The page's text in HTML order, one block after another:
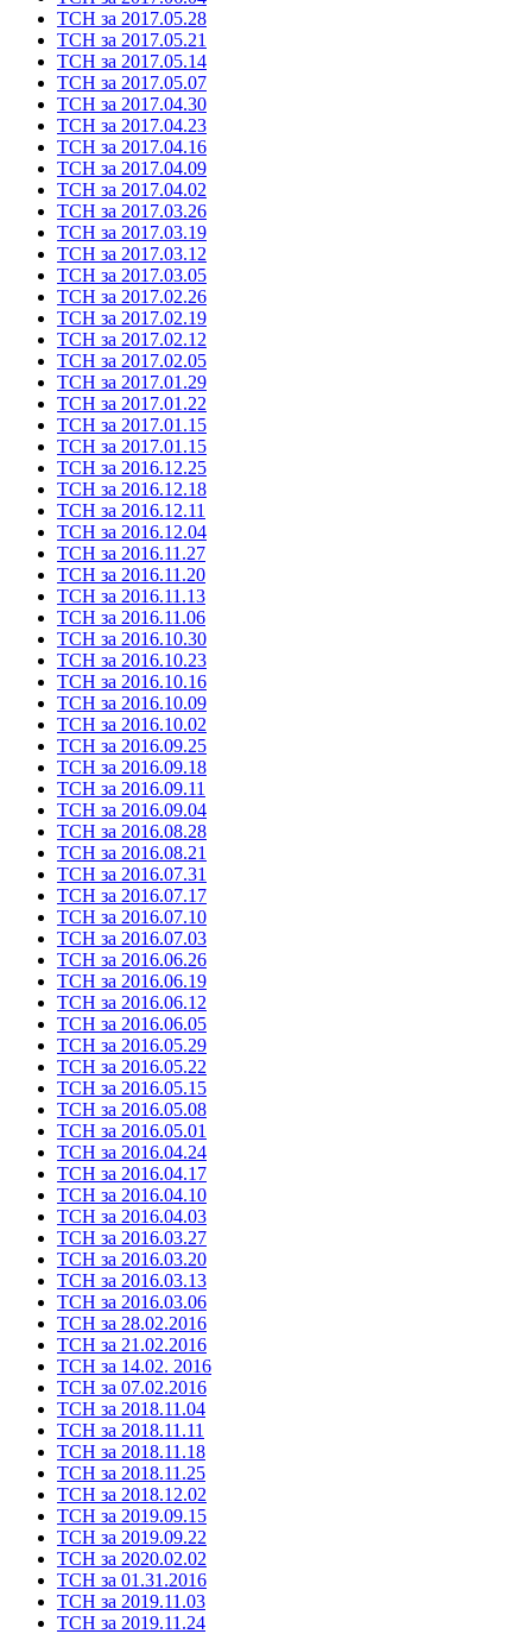
ТСН за 2017.05.28
ТСН за 2017.05.21
ТСН за 2017.05.14
ТСН за 2017.05.07
ТСН за 2017.04.30
ТСН за 2017.04.23
ТСН за 2017.04.16
ТСН за 2017.04.09
ТСН за 2017.04.02
ТСН за 2017.03.26
ТСН за 2017.03.19
ТСН за 2017.03.12
ТСН за 2017.03.05
ТСН за 2017.02.26
ТСН за 2017.02.19
ТСН за 2017.02.12
ТСН за 2017.02.05
ТСН за 2017.01.29
ТСН за 2017.01.22
ТСН за 2017.01.15
ТСН за 2017.01.15
ТСН за 2016.12.25
ТСН за 2016.12.18
ТСН за 2016.12.11
ТСН за 2016.12.04
ТСН за 2016.11.27
ТСН за 2016.11.20
ТСН за 2016.11.13
ТСН за 2016.11.06
ТСН за 2016.10.30
ТСН за 2016.10.23
ТСН за 2016.10.16
ТСН за 2016.10.09
ТСН за 2016.10.02
ТСН за 2016.09.25
ТСН за 2016.09.18
ТСН за 2016.09.11
ТСН за 2016.09.04
ТСН за 2016.08.28
ТСН за 2016.08.21
ТСН за 2016.07.31
ТСН за 2016.07.17
ТСН за 2016.07.10
ТСН за 2016.07.03
ТСН за 2016.06.26
ТСН за 2016.06.19
ТСН за 2016.06.12
ТСН за 2016.06.05
ТСН за 2016.05.29
ТСН за 2016.05.22
ТСН за 2016.05.15
ТСН за 2016.05.08
ТСН за 2016.05.01
ТСН за 2016.04.24
ТСН за 2016.04.17
ТСН за 2016.04.10
ТСН за 2016.04.03
ТСН за 2016.03.27
ТСН за 2016.03.20
ТСН за 2016.03.13
ТСН за 2016.03.06
ТСН за 28.02.2016
ТСН за 21.02.2016
ТСН за 14.02. 2016
ТСН за 07.02.2016
ТСН за 2018.11.04
ТСН за 2018.11.11
ТСН за 2018.11.18
ТСН за 2018.11.25
ТСН за 2018.12.02
ТСН за 2019.09.15
ТСН за 2019.09.22
ТСН за 2020.02.02
ТСН за 01.31.2016
ТСН за 2019.11.03
ТСН за 2019.11.24